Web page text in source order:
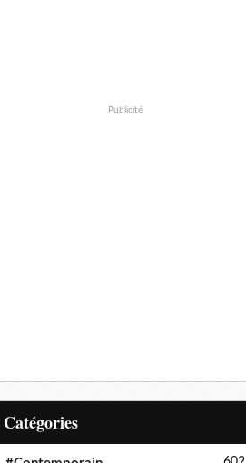
Publicité
Catégories